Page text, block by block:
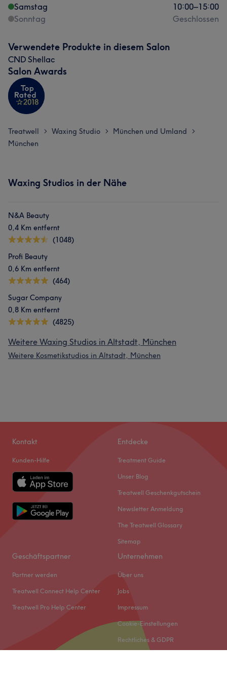
Samstag
10:00–15:00
Sonntag
Geschlossen
Verwendete Produkte in diesem Salon
CND Shellac
Salon Awards
Treatwell > Waxing Studio > München und Umland >
München
Waxing Studios in der Nähe
N&A Beauty
0,4 Km entfernt
(1048)
Profi Beauty
0,6 Km entfernt
(464)
Sugar Company
0,8 Km entfernt
(4825)
Weitere Waxing Studios in Altstadt, München
Weitere Kosmetikstudios in Altstadt, München
Kontakt
Kunden-Hilfe
Entdecke
Treatment Guide
Unser Blog
Treatwell Geschenkgutschein
Newsletter Anmeldung
The Treatwell Glossary
Sitemap
Geschäftspartner
Partner werden
Treatwell Connect Help Center
Treatwell Pro Help Center
Unternehmen
Über uns
Jobs
Impressum
Cookie-Einstellungen
Rechtliches & GDPR